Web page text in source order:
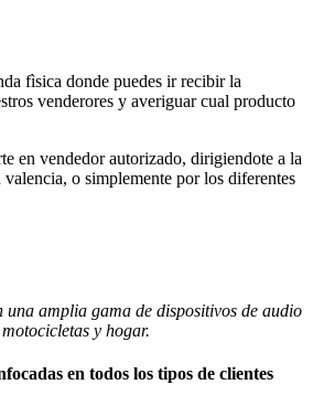
fìsica donde puedes ir recibir la
venderores y averiguar cual producto
en vendedor autorizado, dirigiendote a la
o simplemente por los diferentes
una amplia gama de dispositivos de audio
y hogar.
en todos los tipos de clientes